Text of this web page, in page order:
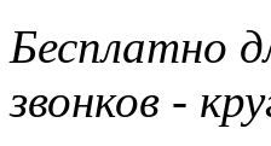
Бесплатно
звонков -